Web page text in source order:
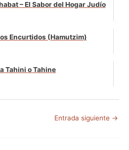
– El Sabor del Hogar Judío
Encurtidos (Hamutzim)
Tahini o Tahine
Entrada siguiente →